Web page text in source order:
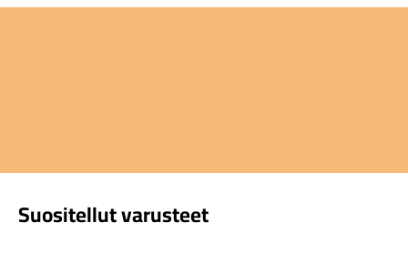
Suositellut varusteet